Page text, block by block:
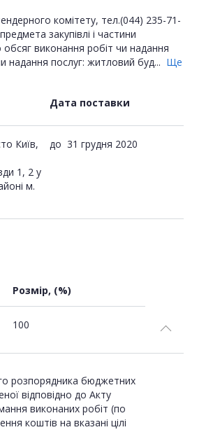
комітету, тел.(044) 235-71-
закупівлі і частини
обсяг виконання робіт чи надання
надання послуг: житловий буд... Ще
Дата поставки
Київ,
1, 2 у
м.
до 31 грудня 2020
Розмір, (%)
100
розпорядника бюджетних
відповідно до Акту
виконаних робіт (по
коштів на вказані цілі